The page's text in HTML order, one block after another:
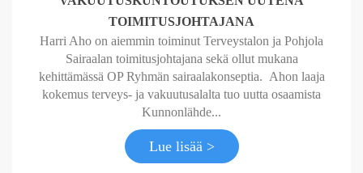
TOIMITUSJOHTAJANA
Harri Aho on aiemmin toiminut Terveystalon ja Pohjola
Sairaalan toimitusjohtajana sekä ollut mukana
kehittämässä OP Ryhmän sairaalakonseptia. Ahon laaja
kokemus terveys- ja vakuutusalalta tuo uutta osaamista
Kunnonlähde...
Lue lisää >